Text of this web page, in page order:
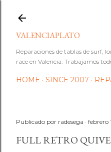
VALENCIAPLATO
Reparaciones de tablas de surf,
race en Valencia. Trabajamos
HOME SINCE 2007
Publicado por radesega febrero
FULL RETRO